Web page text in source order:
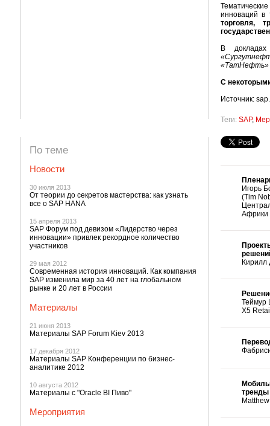
По теме
Новости
30 июля 2013
От теории до секретов мастерства: как узнать
все о SAP HANA
15 апреля 2013
SAP Форум под девизом «Лидерство через
инновации» привлек рекордное количество
участников
29 мая 2012
Современная история инноваций. Как компания
SAP изменила мир за 40 лет на глобальном
рынке и 20 лет в России
Материалы
21 июня 2013
Материалы SAP Forum Kiev 2013
17 декабря 2012
Материалы SAP Конференции по бизнес-
аналитике 2012
10 августа 2012
Материалы с "Oracle BI Пиво"
Мероприятия
инноваций в
торговля,
В
«ТатНефть»
С
Источник:
Теги: SAP,
Игорь
(Tim
Африки
Кирилл
Теймур
X5
тренды